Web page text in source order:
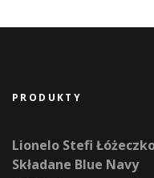
PRODUKTY
Lionelo Stefi
Składane Blue Navy